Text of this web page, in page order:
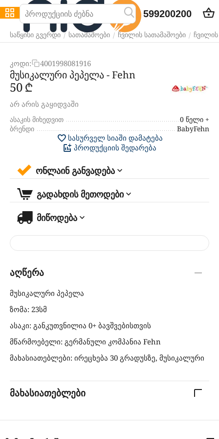
599200200
საწყისი გვერდი / სათამაშოები / ჩვილის სათამაშოები /
კოდი: 4001998081916
მუსიკალური პეპელა - Fehn
‍50‍₾
არ არის გაყიდვაში
ასაკის მიხედვით
0 წელი +
ბრენდი
BabyFehn
სასურველ სიაში დამატება
პროდუქციის შედარება
ონლაინ განვადება
გადახდის მეთოდები
მიწოდება
აღწერა
მუსიკალური პეპელა
ზომა: 23სმ
ასაკი: განკუთვნილია 0+ ბავშვებისთვის
მწარმოებელი: გერმანული კომპანია Fehn
მახასიათებლები: ირეცხება 30 გრადუსზე, მუსიკალური
მახასიათებლები